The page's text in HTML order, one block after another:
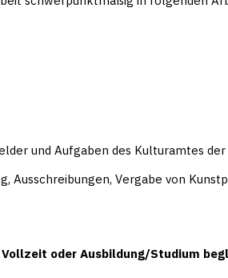
und Aufgaben des Kulturamtes der
Ausschreibungen, Vergabe von
Vollzeit oder Ausbildung/Studium